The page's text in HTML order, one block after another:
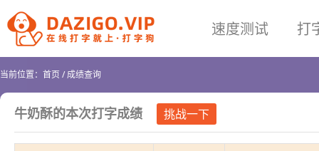
速度测试 打
当前位置： 首页/成绩查询
牛奶酥的本次打字成绩 挑战一下